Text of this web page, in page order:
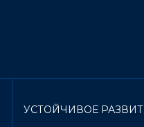
УСТОЙЧИВОЕ